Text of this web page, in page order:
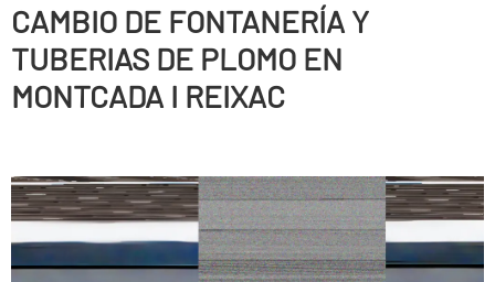
CAMBIO DE FONTANERÍ­A Y
TUBERIAS DE PLOMO EN
MONTCADA I REIXAC